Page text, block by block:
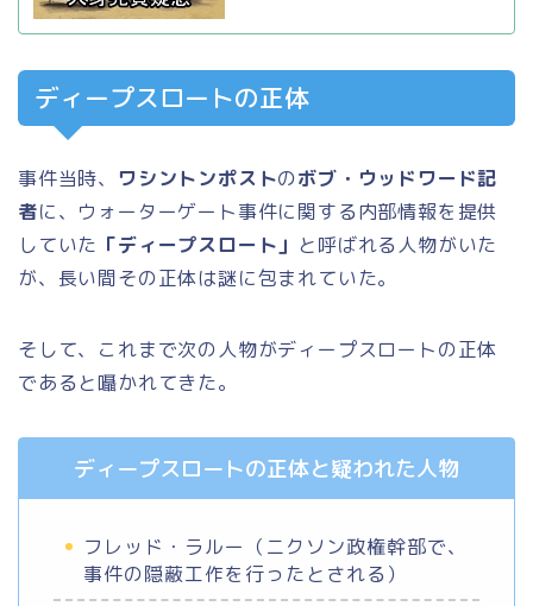
ディープスロートの正体
事件当時、 ワシントンポストのボブ・ウッドワード記
者に、ウォーターゲート事件に関する内部情報を提供
していた 「ディープスロート」 と呼ばれる人物がいた
が、長い間その正体は謎に包まれていた。
そして、これまで次の人物がディープスロートの正体
であると囁かれてきた。
ディープスロートの正体と疑われた人物
フレッド・ラルー（ニクソン政権幹部で、
事件の隠蔽工作を行ったとされる）